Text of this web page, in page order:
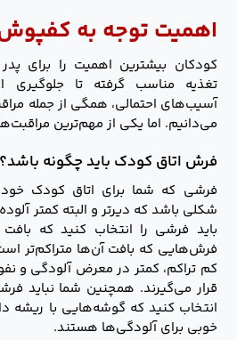
اهمیت توجه به
کودکان بیشترین اهمیت را برای
تغذیه مناسب گرفته تا جلوگیری
آسیب‌های احتمالی، همگی از جمله
می‌دانیم. اما یکی از مهم‌ترین
فرش اتاق کودک باید چگونه باشد؟
فرشی که شما برای اتاق کودک خود
شکلی باشد که دیرتر و البته کمتر
باید فرشی را انتخاب کنید که
فرش‌هایی که بافت آن‌ها متراکم‌تر
کم تراکم، کمتر در معرض آلودگی و
قرار می‌گیرند. همچنین شما نباید
انتخاب کنید که گوشه‌هایی با ریشه
خوبی برای آلودگی‌ها هستند.